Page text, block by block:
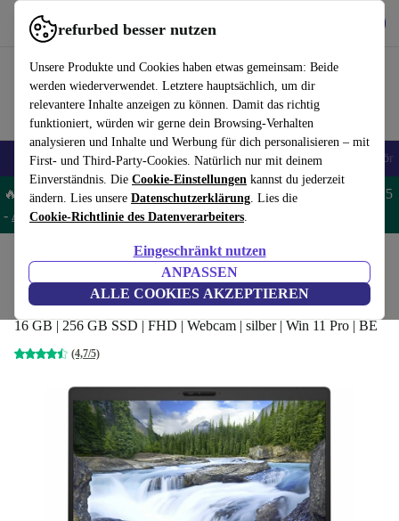
refurbed besser nutzen
Unsere Produkte und Cookies haben etwas gemeinsam: Beide
werden wiederverwendet. Letztere hauptsächlich, um dir
relevantere Inhalte anzeigen zu können. Damit das richtig
funktioniert, würden wir gerne dein Browsing-Verhalten
analysieren und Inhalte und Werbung für dich personalisieren – mit
First- und Third-Party-Cookies. Natürlich nur mit deinem
Einverständnis. Die Cookie-Einstellungen kannst du jederzeit
ändern. Lies unsere Datenschutzerklärung. Lies die
Cookie-Richtlinie des Datenverarbeiters.
Eingeschränkt nutzen
ANPASSEN
ALLE COOKIES AKZEPTIEREN
refurbed schnell und einfach nutzen
🎒 Back to school Handys Laptops Tablets Smartwatches Zubehör
🔥 Spare 5% EXTRA auf MacBooks und iPads – Code: MACPAD5
- AGB
Laptops Dell Laptops
Dell Latitude 5410 | i5-10210U | 14-Zoll
16 GB | 256 GB SSD | FHD | Webcam | silber | Win 11 Pro | BE
(4,7/5)